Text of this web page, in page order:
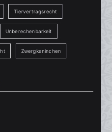
Tiervertragsrecht
Unberechenbarkeit
Zwergkaninchen